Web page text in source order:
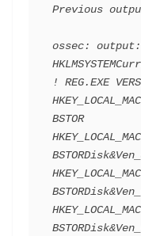
Previous
ossec: output:
! REG.EXE
BSTOR